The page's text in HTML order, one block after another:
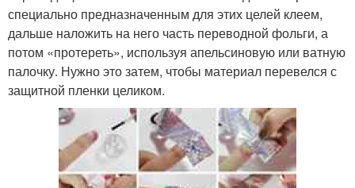
специально предназначенным для этих целей клеем,
дальше наложить на него часть переводной фольги, а
потом «протереть», используя апельсиновую или ватную
палочку. Нужно это затем, чтобы материал перевелся с
защитной пленки целиком.